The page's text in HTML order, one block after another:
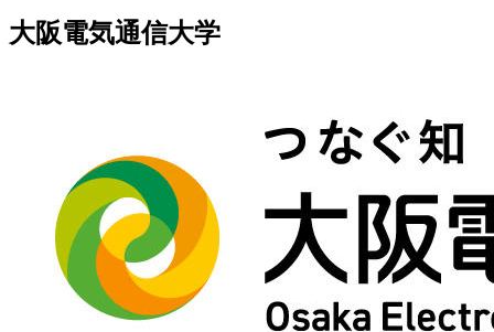
大阪電気通信大学